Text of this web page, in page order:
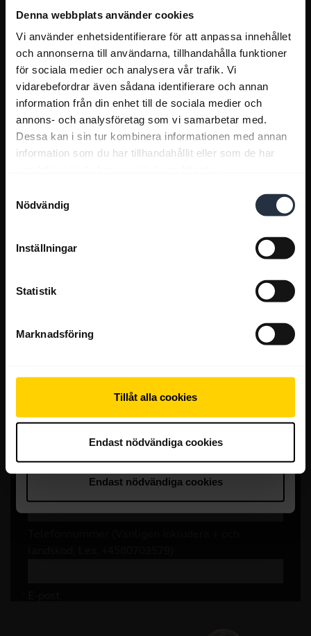
Denna webbplats använder cookies
Vi använder enhetsidentifierare för att anpassa innehållet
och annonserna till användarna, tillhandahålla funktioner
för sociala medier och analysera vår trafik. Vi
vidarebefordrar även sådana identifierare och annan
information från din enhet till de sociala medier och
annons- och analysföretag som vi samarbetar med.
Dessa kan i sin tur kombinera informationen med annan
information som du har tillhandahållit eller som de har
Nödvändig
Inställningar
Statistik
Marknadsföring
Tillåt alla cookies
Endast nödvändiga cookies